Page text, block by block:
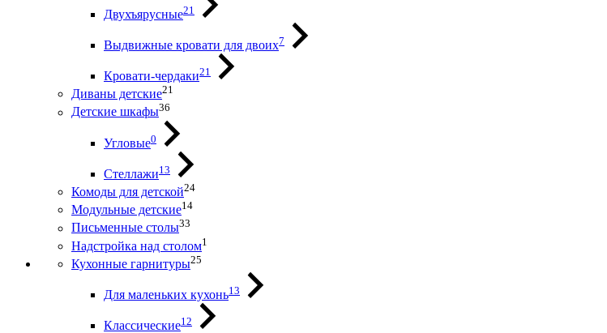
Двухъярусные21
Выдвижные кровати для двоих7
Кровати-чердаки21
Диваны детские21
Детские шкафы36
Угловые0
Стеллажи13
Комоды для детской24
Модульные детские14
Письменные столы33
Надстройка над столом1
Кухонные гарнитуры25
Для маленьких кухонь13
Классические12